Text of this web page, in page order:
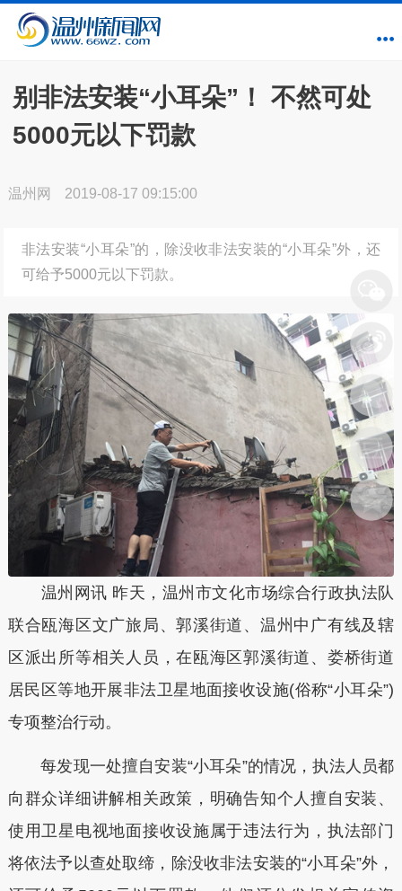
别非法安装“小耳朵”！ 不然可处
5000元以下罚款
温州网 2019-08-17 09:15:00
非法安装“小耳朵”的，除没收非法安装的“小耳朵”外，还
可给予5000元以下罚款。
温州网讯 昨天，温州市文化市场综合行政执法队
联合瓯海区文广旅局、郭溪街道、温州中广有线及辖
区派出所等相关人员，在瓯海区郭溪街道、娄桥街道
居民区等地开展非法卫星地面接收设施(俗称“小耳朵”)
专项整治行动。
每发现一处擅自安装“小耳朵”的情况，执法人员都
向群众详细讲解相关政策，明确告知个人擅自安装、
使用卫星电视地面接收设施属于违法行为，执法部门
将依法予以查处取缔，除没收非法安装的“小耳朵”外，